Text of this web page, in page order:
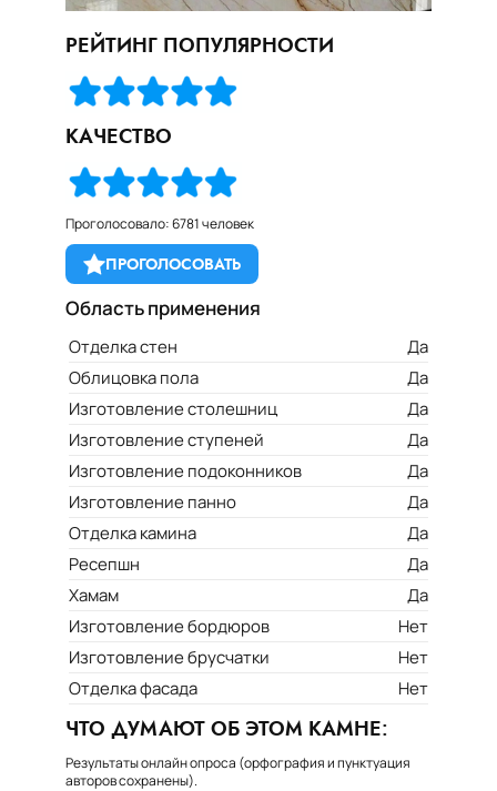
РЕЙТИНГ ПОПУЛЯРНОСТИ
КАЧЕСТВО
Проголосовало: 6781 человек
ПРОГОЛОСОВАТЬ
Область применения
Отделка стен
Да
Облицовка пола
Да
Изготовление столешниц
Да
Изготовление ступеней
Да
Изготовление подоконников
Да
Изготовление панно
Да
Отделка камина
Да
Ресепшн
Да
Хамам
Да
Изготовление бордюров
Нет
Изготовление брусчатки
Нет
Отделка фасада
Нет
ЧТО ДУМАЮТ ОБ ЭТОМ КАМНЕ:
Результаты онлайн опроса (орфография и пунктуация
авторов сохранены).